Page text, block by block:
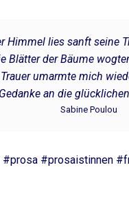
Himmel lies sanft seine
Blätter der Bäume
umarmte mich
an die
Sabine Poulou
#prosaistinnen